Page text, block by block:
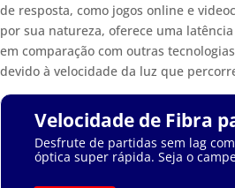
de resposta, como jogos online e
por sua natureza, oferece uma
em comparação com outras
devido à velocidade da luz que
Velocidade de Fibra
Desfrute de partidas sem lag
óptica super rápida. Seja o